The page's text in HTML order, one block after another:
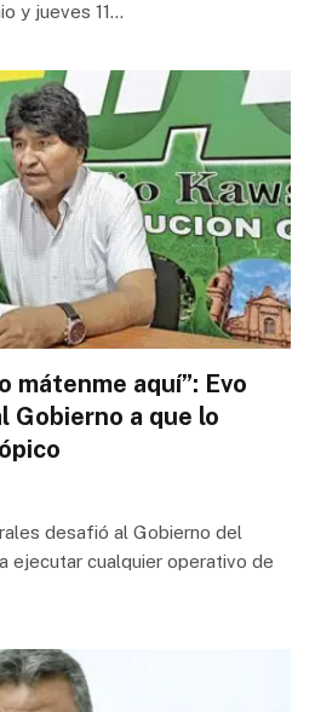
y jueves 11…
mátenme aquí”: Evo
Gobierno a que lo
desafió al Gobierno del
ejecutar cualquier operativo de